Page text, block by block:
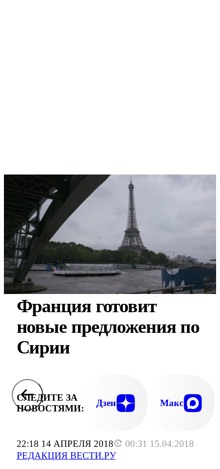
22:18 14 АПРЕЛЯ 2018
00:31 15.04.2018
РЕДАКЦИЯ ВЕСТИ.РУ
Франция готовит
новые предложения по
Сирии
СЛЕДИТЕ ЗА
НОВОСТЯМИ:
Дзен Макс